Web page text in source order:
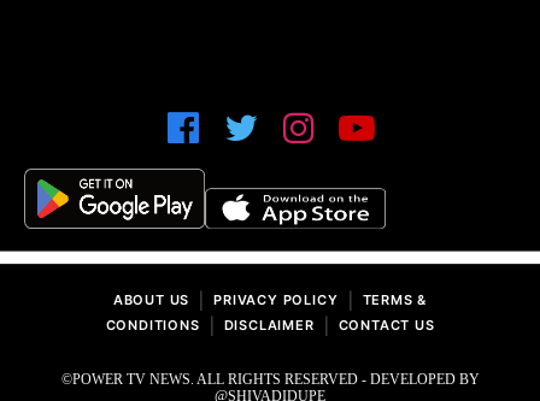
ABOUT US PRIVACY POLICY
TERMS &
CONDITIONS
DISCLAIMER CONTACT US
©POWER TV NEWS. ALL RIGHTS RESERVED - DEVELOPED BY
@SHIVADIDUPE